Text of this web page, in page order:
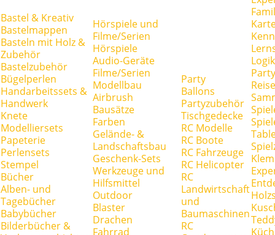
Bastel & Kreativ
Bastelmappen
Basteln mit Holz &
Zubehör
Bastelzubehör
Bügelperlen
Handarbeitssets &
Handwerk
Knete
Modelliersets
Papeterie
Perlensets
Stempel
Bücher
Alben- und
Tagebücher
Babybücher
Bilderbücher &
Hörspiele und
Filme/Serien
Hörspiele
Audio-Geräte
Filme/Serien
Modellbau
Airbrush
Bausätze
Farben
Gelände- &
Landschaftsbau
Geschenk-Sets
Werkzeuge und
Hilfsmittel
Outdoor
Blaster
Drachen
Fahrrad
Party
Ballons
Partyzubehör
Tischgedecke
RC Modelle
RC Boote
RC Fahrzeuge
RC Helicopter
RC
Landwirtschaft
und
Baumaschinen
RC